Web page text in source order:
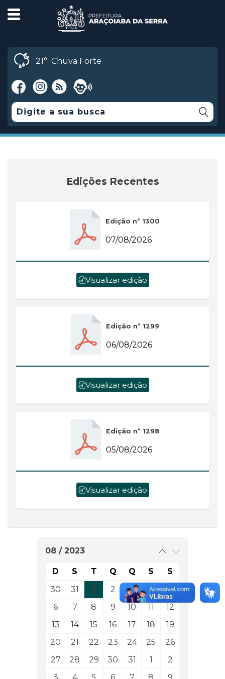
21° Chuva Forte
Edições Recentes
Edição nº 1300
07/08/2026
Visualizar edição
Edição nº 1299
06/08/2026
Visualizar edição
Edição nº 1298
05/08/2026
Visualizar edição
08 / 2023
D S T Q Q S
S
30
31 1 2 3 4
5
6
7 8 9 10 11
12
13
14 15 16 17 18
19
20
21 22 23 24 25
26
27
28 29 30 31 1
2